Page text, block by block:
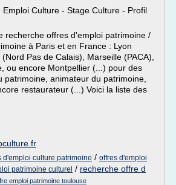
Emploi Culture - Stage Culture - Profil
recherche offres d'emploi patrimoine /
à Paris et en France : Lyon
Pas de Calais), Marseille (PACA),
ou encore Montpellier (...) pour des
patrimoine, animateur du patrimoine,
restaurateur (...) Voici la liste des
d'emploi culture patrimoine / offres d'emploi
patrimoine culturel / recherche offre d
emploi patrimoine toulouse